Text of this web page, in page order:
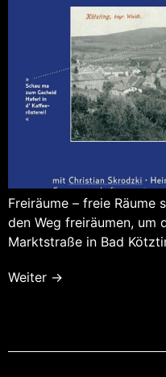
Freiräume – freie Räume
den Weg freiräumen, um
Marktstraße in Bad
Weiter →